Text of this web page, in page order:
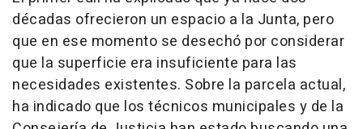
décadas ofrecieron un espacio a la Junta, pero
que en ese momento se desechó por considerar
que la superficie era insuficiente para las
necesidades existentes. Sobre la parcela actual,
ha indicado que los técnicos municipales y de la